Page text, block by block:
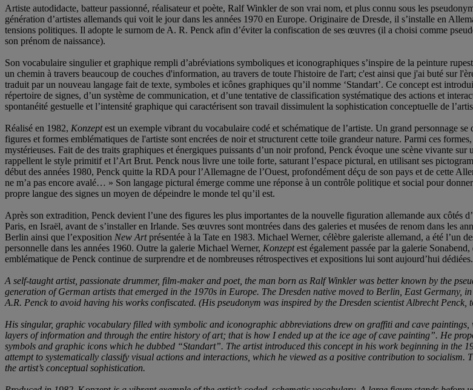
Artiste autodidacte, batteur passionné, réalisateur et poète, Ralf Winkler de son vrai nom, et plus connu sous les
génération d’artistes allemands qui voit le jour dans les années 1970 en Europe. Originaire de Dresde, il s’installe en
tensions politiques. Il adopte le surnom de A. R. Penck afin d’éviter la confiscation de ses œuvres (il a choisi comme
son prénom de naissance).
Son vocabulaire singulier et graphique rempli d’abréviations symboliques et iconographiques s’inspire de la peinture
un chemin à travers beaucoup de couches d'information, au travers de toute l'histoire de l'art; c'est ainsi que j'ai buté sur
traduit par un nouveau langage fait de texte, symboles et icônes graphiques qu’il nomme ‘Standart’. Ce concept est
répertoire de signes, d’un système de communication, et d’une tentative de classification systématique des actions et
spontanéité gestuelle et l’intensité graphique qui caractérisent son travail dissimulent la sophistication conceptuelle de
Réalisé en 1982, Konzeptest un exemple vibrant du vocabulaire codé et schématique de l’artiste. Un grand personnage
figures et formes emblématiques de l'artiste sont encrées de noir et structurent cette toile grandeur nature. Parmi ces
mystérieuses. Fait de des traits graphiques et énergiques puissants d’un noir profond, Penck évoque une scène vivante
rappellent le style primitif et l’Art Brut. Penck nous livre une toile forte, saturant l’espace pictural, en utilisant ses
début des années 1980, Penck quitte la RDA pour l’Allemagne de l’Ouest, profondément déçu de son pays et de cette
ne m’a pas encore avalé… » Son langage pictural émerge comme une réponse à un contrôle politique et social pour
propre langue des signes un moyen de dépeindre le monde tel qu’il est.
Après son extradition, Penck devient l’une des figures les plus importantes de la nouvelle figuration allemande aux côtés
Paris, en Israël, avant de s’installer en Irlande. Ses œuvres sont montrées dans des galeries et musées de renom dans les
Berlin ainsi que l’exposition New Artprésentée à la Tate en 1983. Michael Werner, célèbre galeriste allemand, a été l’un
personnelle dans les années 1960. Outre la galerie Michael Werner, Konzeptest également passée par la galerie
emblématique de Penck continue de surprendre et de nombreuses rétrospectives et expositions lui sont aujourd’hui dédiées.
A self-taught artist, passionate drummer, film-maker and poet, the man born as Ralf Winkler was better known by the
generation of German artists that emerged in the 1970s in Europe. The Dresden native moved to Berlin, East Germany,
A.R. Penck to avoid having his works confiscated. (His pseudonym was inspired by the Dresden scientist Albrecht
His singular, graphic vocabulary filled with symbolic and iconographic abbreviations drew on graffiti and cave
layers of information and through the entire history of art; that is how I ended up at the ice age of cave painting”. He
symbols and graphic icons which he dubbed “Standart”. The artist introduced this concept in his work beginning in the
attempt to systematically classify visual actions and interactions, which he viewed as a positive contribution to
the artist’s conceptual sophistication.